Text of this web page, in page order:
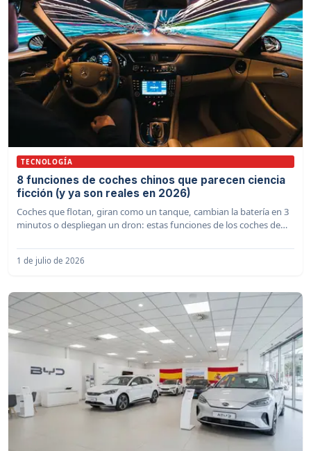
TECNOLOGÍA
8 funciones de coches chinos que parecen ciencia
ficción (y ya son reales en 2026)
Coches que flotan, giran como un tanque, cambian la batería en 3
minutos o despliegan un dron: estas funciones de los coches de
1 de julio de 2026